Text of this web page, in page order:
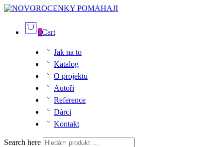
0Cart
Jak na to
Katalog
O projektu
Autoři
Reference
Dárci
Kontakt
Search here